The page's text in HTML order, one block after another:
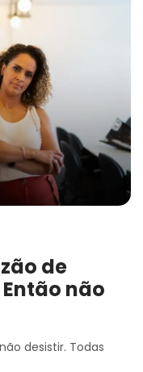
de
não
desistir. Todas